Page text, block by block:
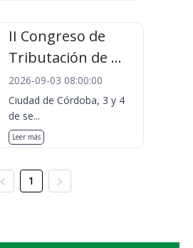
II Congreso de
Tributación de ...
2026-09-03 08:00:00
Ciudad de Córdoba, 3 y 4
de se...
Leer más
1